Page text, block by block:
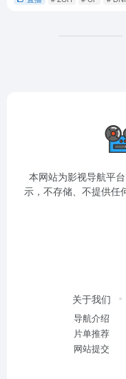
本网站为影视导航平
示，不存储、不提供任
关于我们
导航介绍
片单推荐
网站提交